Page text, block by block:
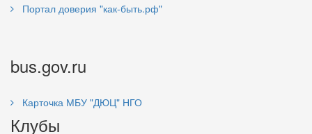
Портал доверия "как-быть.рф"
bus.gov.ru
Карточка МБУ "ДЮЦ" НГО
Клубы